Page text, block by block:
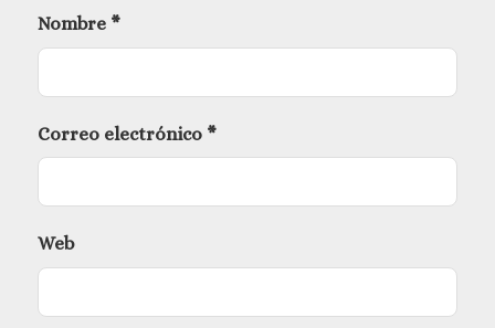
Nombre *
Correo electrónico *
Web